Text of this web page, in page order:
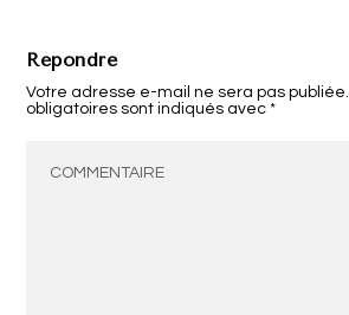
Répondre
Votre adresse e-mail ne sera pas publiée.
obligatoires sont indiqués avec*